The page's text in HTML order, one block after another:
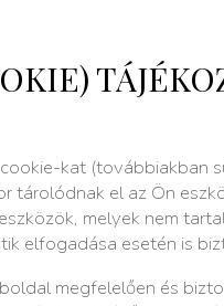
kat (továbbiakban
tárolódnak el az Ön
melyek nem
elfogadása esetén is
megfelelően és